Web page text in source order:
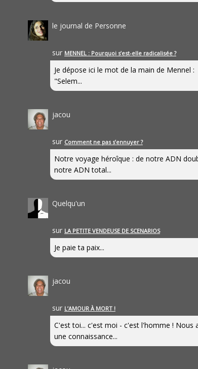
le journal de Personne
sur MENNEL : Pourquoi s’est-elle radicalisée ?
Je dépose ici le mot de la main de Mennel :
"Selem...
jacou
sur Comment ne pas s’ennuyer ?
Notre voyage héroîque : de notre ADN
notre ADN total...
Quelqu'un
sur LA PETITE VENDEUSE DE SCENARIOS
Je paie ta paix...
jacou
sur L’AMOUR À MORT !
C'est toi... c'est moi - c'est l'homme ! Nous
une connaissance...